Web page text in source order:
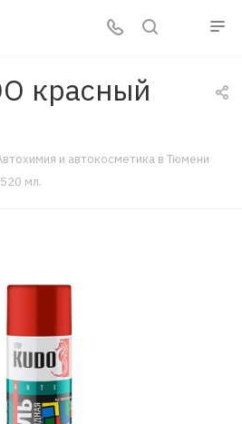
красный
и автокосметика в Тюмени
мл.